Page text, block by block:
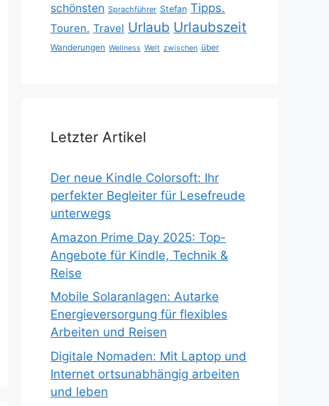
schönsten Sprachführer Stefan Tipps.
Touren. Travel Urlaub Urlaubszeit
Wanderungen Wellness Welt zwischen über
Letzter Artikel
Der neue Kindle Colorsoft: Ihr
perfekter Begleiter für Lesefreude
unterwegs
Amazon Prime Day 2025: Top-
Angebote für Kindle, Technik &
Reise
Mobile Solaranlagen: Autarke
Energieversorgung für flexibles
Arbeiten und Reisen
Digitale Nomaden: Mit Laptop und
Internet ortsunabhängig arbeiten
und leben